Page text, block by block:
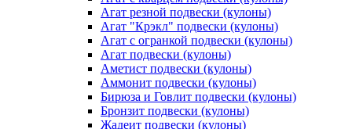
Агат резной подвески (кулоны)
Агат "Крэкл" подвески (кулоны)
Агат с огранкой подвески (кулоны)
Агат подвески (кулоны)
Аметист подвески (кулоны)
Аммонит подвески (кулоны)
Бирюза и Говлит подвески (кулоны)
Бронзит подвески (кулоны)
Жадеит подвески (кулоны)